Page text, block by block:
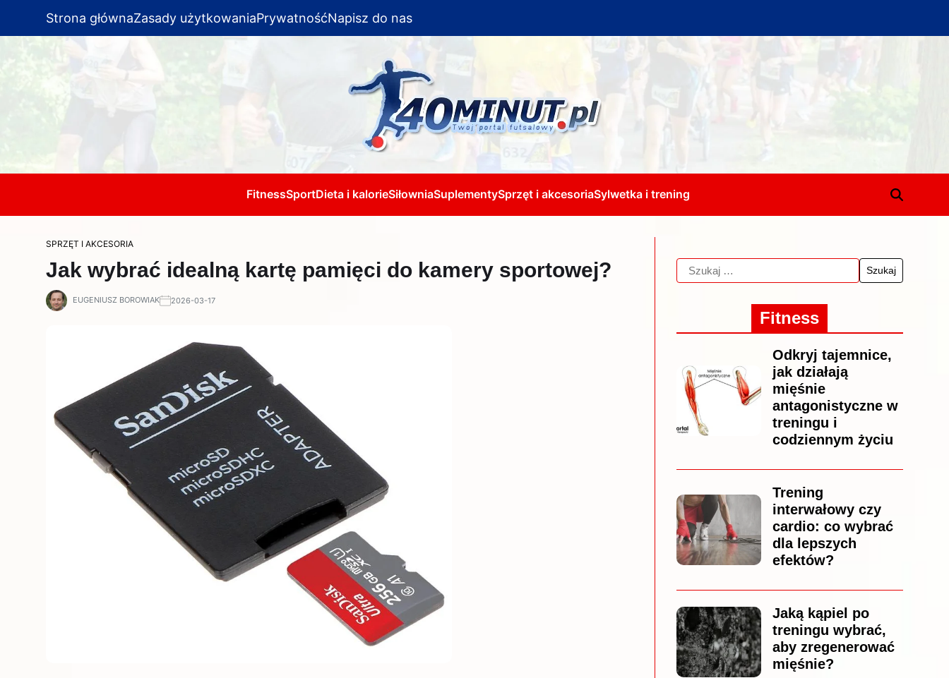
Strona głównaZasady użytkowaniaPrywatnośćNapisz do nas
FitnessSportDieta i kalorieSiłowniaSuplementySprzęt i akcesoriaSylwetka i trening
SPRZĘT I AKCESORIA
Jak wybrać idealną kartę pamięci do kamery sportowej?
EUGENIUSZ BOROWIAK 2026-03-17
Fitness
Odkryj tajemnice,
jak działają
mięśnie
antagonistyczne w
treningu i
codziennym życiu
Trening
interwałowy czy
cardio: co wybrać
dla lepszych
efektów?
Jaką kąpiel po
treningu wybrać,
aby zregenerować
mięśnie?